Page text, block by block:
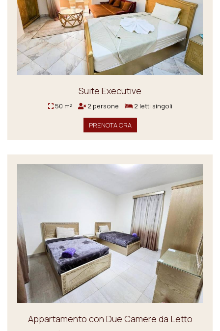
Suite Executive
50 m² 2 persone 2 letti singoli
PRENOTA ORA
Appartamento con Due Camere da Letto